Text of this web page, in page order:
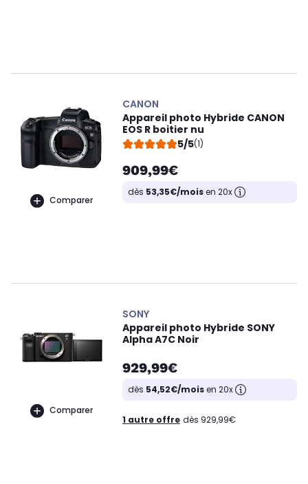
Comparer
CANON
Appareil photo Hybride CANON
EOS R boitier nu
5/5(1)
909,99€
dès 53,35€/moisen 20x
Comparer
SONY
Appareil photo Hybride SONY
Alpha A7C Noir
929,99€
dès 54,52€/moisen 20x
1 autre offre dès 929,99€